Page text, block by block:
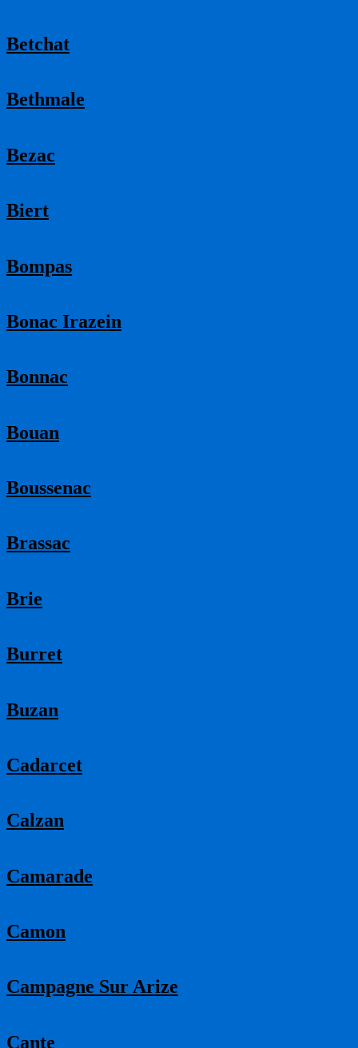
Betchat
Bethmale
Bezac
Biert
Bompas
Bonac Irazein
Bonnac
Bouan
Boussenac
Brassac
Brie
Burret
Buzan
Cadarcet
Calzan
Camarade
Camon
Campagne Sur Arize
Cante